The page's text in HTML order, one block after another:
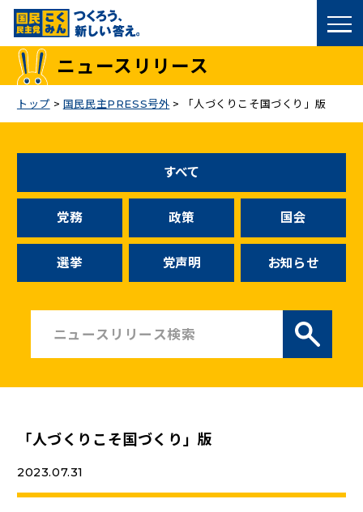
国民民主党トップ
候補者公募
こくみん政治塾
党基本情報
お問い合わせ
こくみんうさぎの部屋
参加・サポート
ニュースリリース
トップ > 国民民主PRESS号外 > 「人づくりこそ国づくり」版
すべて
党務 政策 国会
選挙 党声明 お知らせ
「人づくりこそ国づくり」版
2023.07.31